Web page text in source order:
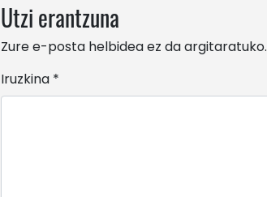
Utzi erantzuna
Zure e-posta helbidea ez da argitaratuko.
Iruzkina *